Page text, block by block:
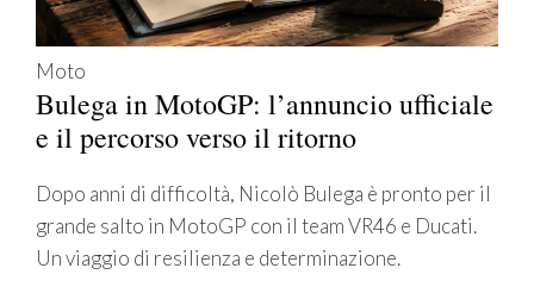
Moto
Bulega in MotoGP: l’annuncio ufficiale
e il percorso verso il ritorno
Dopo anni di difficoltà, Nicolò Bulega è pronto per il
grande salto in MotoGP con il team VR46 e Ducati.
Un viaggio di resilienza e determinazione.